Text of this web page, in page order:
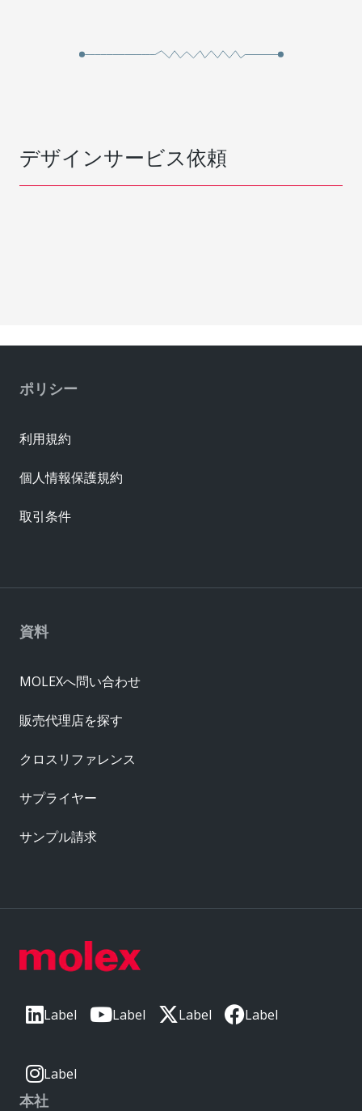
デザインサービス依頼
Label Label Label Label
Label
本社
資料
MOLEXへ問い合わせ
販売代理店を探す
クロスリファレンス
サプライヤー
サンプル請求
ポリシー
利用規約
個人情報保護規約
取引条件